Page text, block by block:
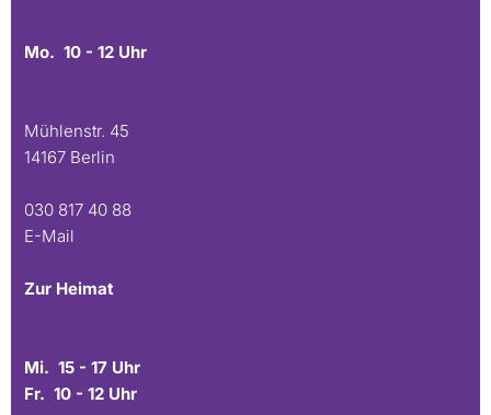
Mo. 10 - 12 Uhr
Mühlenstr. 45
14167 Berlin
030 817 40 88
E-Mail
Zur Heimat
Mi. 15 - 17 Uhr
Fr. 10 - 12 Uhr